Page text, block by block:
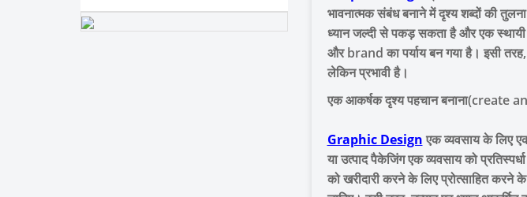
भावनात्मक संबंध बनाने में दृश्य शब्दों की
ध्यान जल्दी से पकड़ सकता है और एक
और brand का पर्याय बन गया है। इसी
लेकिन प्रभावी है।
एक आकर्षक दृश्य पहचान
Graphic Design एक व्यवसाय के लिए
या उत्पाद पैकेजिंग एक व्यवसाय को
को खरीदारी करने के लिए प्रोत्साहित